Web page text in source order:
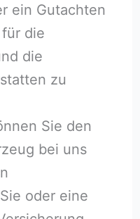
ein Gutachten
die
die
zu
Sie den
bei uns
oder eine